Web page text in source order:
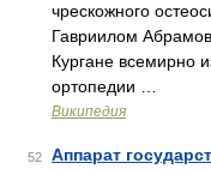
чрескожного
Гавриилом
Кургане всемирно
ортопедии …
Википедия
52 Аппарат